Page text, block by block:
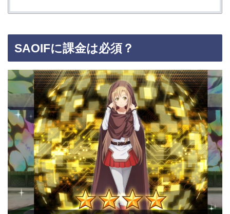
SAOIFに課金は必須？